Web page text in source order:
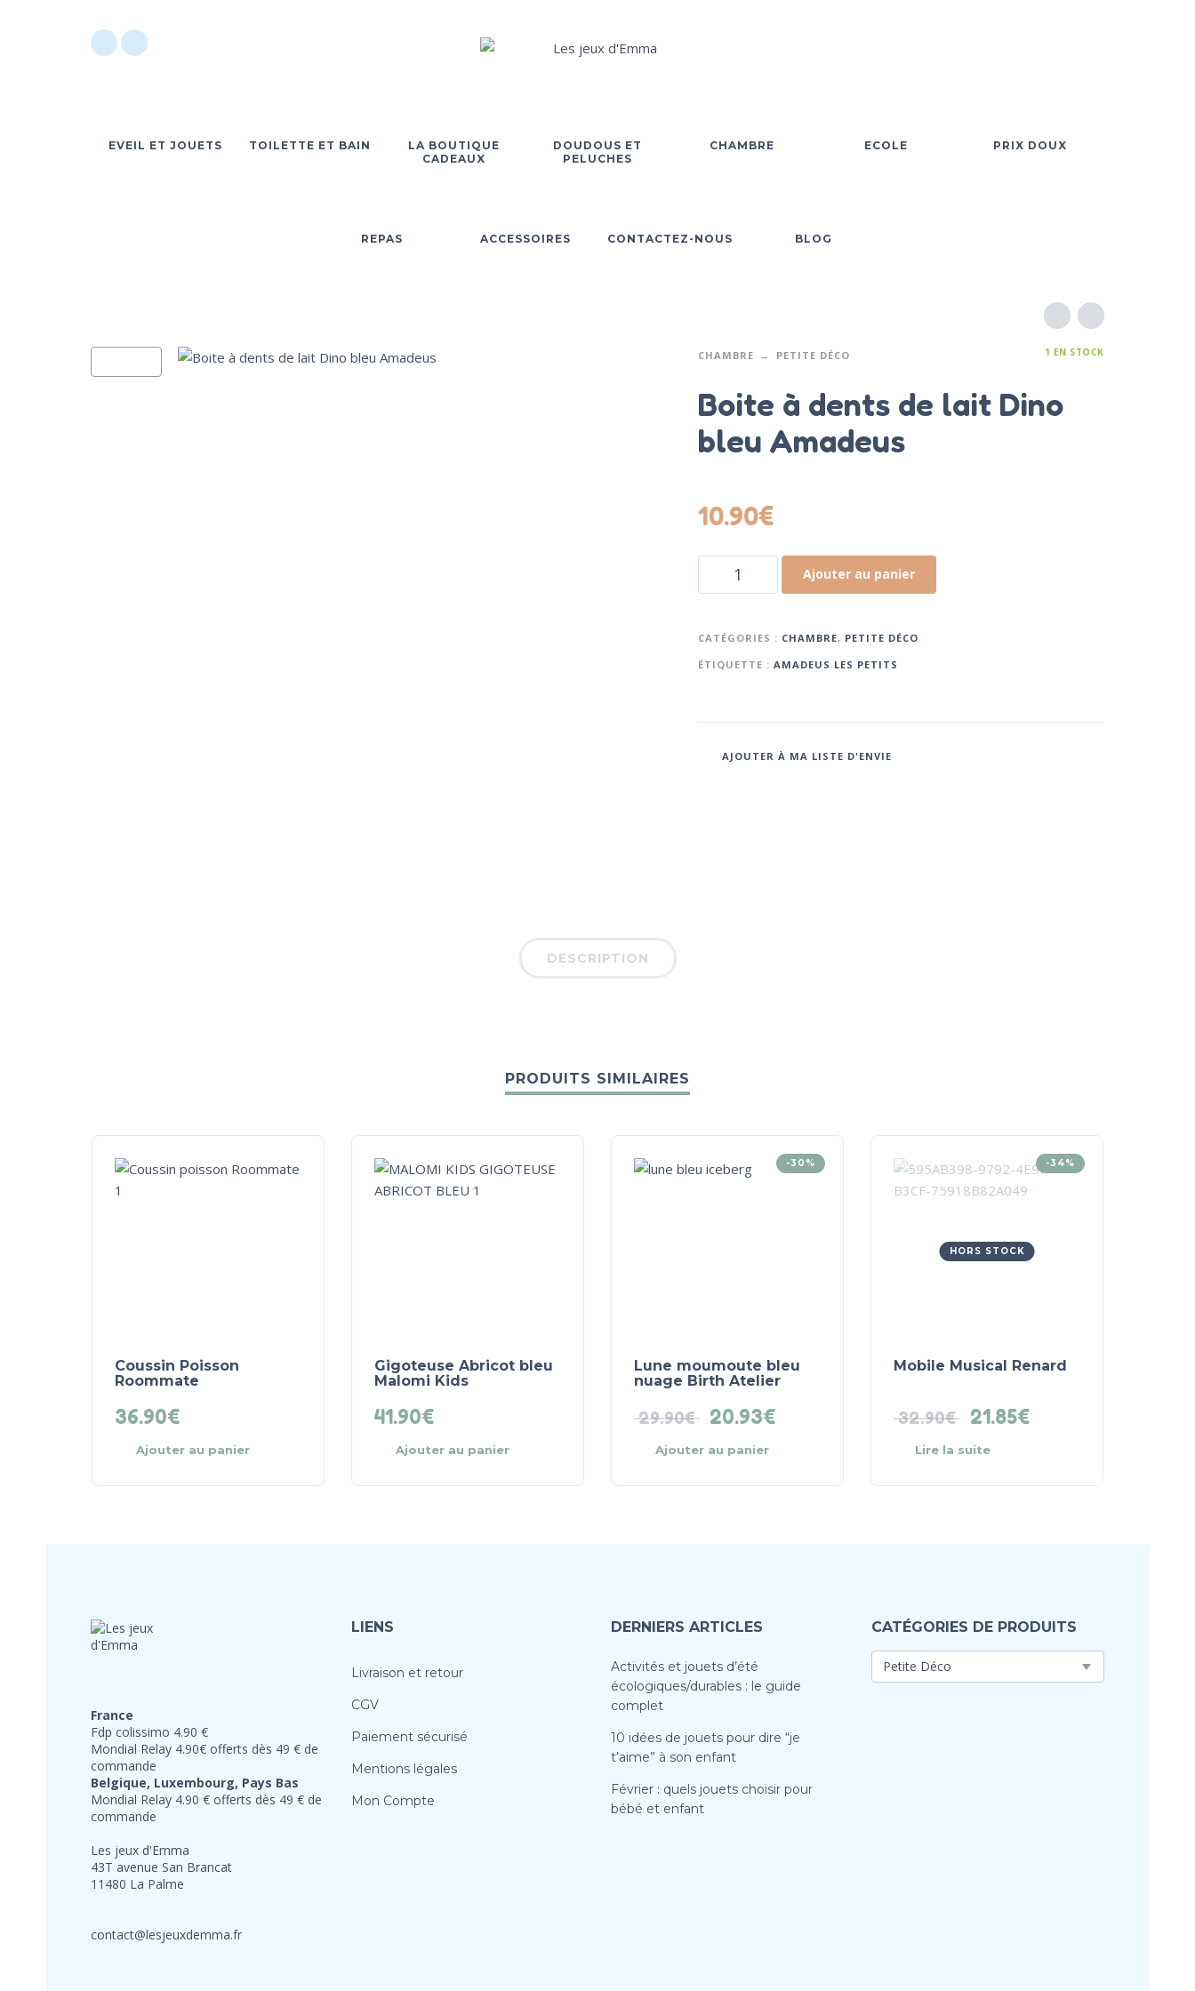
EVEIL ET JOUETS TOILETTE ET BAIN
LA BOUTIQUE
CADEAUX
DOUDOUS ET
PELUCHES
CHAMBRE ECOLE PRIX DOUX
REPAS ACCESSOIRES CONTACTEZ-NOUS BLOG
CHAMBRE PETITE DÉCO 1 EN STOCK
Boite à dents de lait Dino
bleu Amadeus
10.90€
Ajouter au panier
CATÉGORIES : CHAMBRE, PETITE DÉCO
ÉTIQUETTE : AMADEUS LES PETITS
AJOUTER À MA LISTE D'ENVIE
DESCRIPTION
PRODUITS SIMILAIRES
Coussin Poisson
Roommate
36.90€
Ajouter au panier
Gigoteuse Abricot bleu
Malomi Kids
41.90€
Ajouter au panier
-30%
Lune moumoute bleu
nuage Birth Atelier
29.90€ 20.93€
Ajouter au panier
-34%
HORS STOCK
Mobile Musical Renard
32.90€ 21.85€
Lire la suite
France
Fdp colissimo 4.90 €
Mondial Relay 4.90€ offerts dès 49 € de
commande
Belgique, Luxembourg, Pays Bas
Mondial Relay 4.90 € offerts dès 49 € de
commande
Les jeux d'Emma
43T avenue San Brancat
11480 La Palme
contact@lesjeuxdemma.fr
LIENS
Livraison et retour
CGV
Paiement sécurisé
Mentions légales
Mon Compte
DERNIERS ARTICLES
Activités et jouets d’été
écologiques/durables : le guide
complet
10 idées de jouets pour dire “je
t’aime” à son enfant
Février : quels jouets choisir pour
bébé et enfant
CATÉGORIES DE PRODUITS